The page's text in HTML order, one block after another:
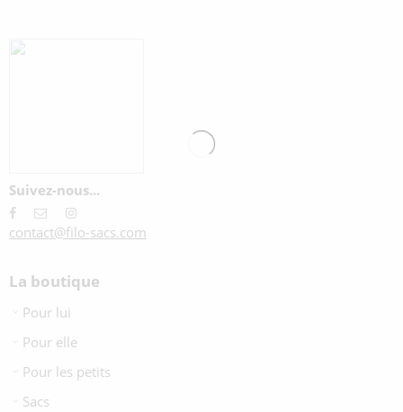
Suivez-nous...
contact@filo-sacs.com
La boutique
Pour lui
Pour elle
Pour les petits
Sacs